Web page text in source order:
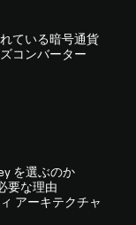
ている暗号通貨
コンバーター
を選ぶのか
要な理由
アーキテクチャ